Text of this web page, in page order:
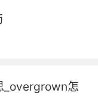
_overgrown怎